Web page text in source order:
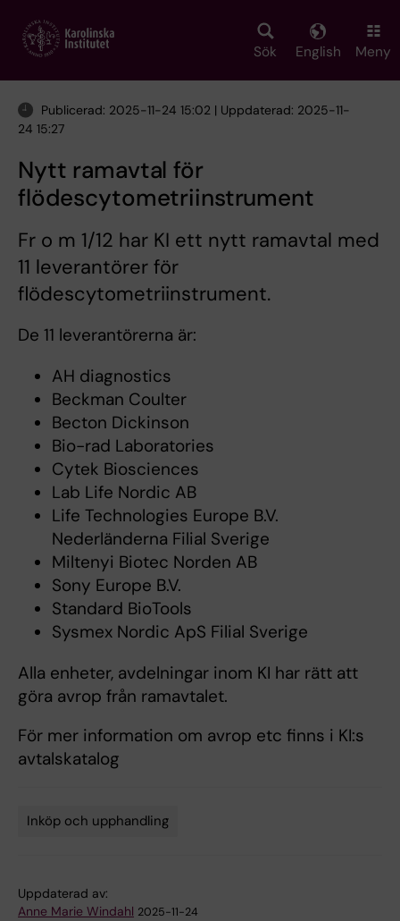
main
Sök English Meny
Publicerad: 2025-11-24 15:02 | Uppdaterad: 2025-11-
24 15:27
Nytt ramavtal för
flödescytometriinstrument
Fr o m 1/12 har KI ett nytt ramavtal med
11 leverantörer för
flödescytometriinstrument.
De 11 leverantörerna är:
AH diagnostics
Beckman Coulter
Becton Dickinson
Bio-rad Laboratories
Cytek Biosciences
Lab Life Nordic AB
Life Technologies Europe B.V.
Nederländerna Filial Sverige
Miltenyi Biotec Norden AB
Sony Europe B.V.
Standard BioTools
Sysmex Nordic ApS Filial Sverige
Alla enheter, avdelningar inom KI har rätt att
göra avrop från ramavtalet.
För mer information om avrop etc finns i KI:s
avtalskatalog
Inköp och upphandling
Uppdaterad av:
Anne Marie Windahl 2025-11-24